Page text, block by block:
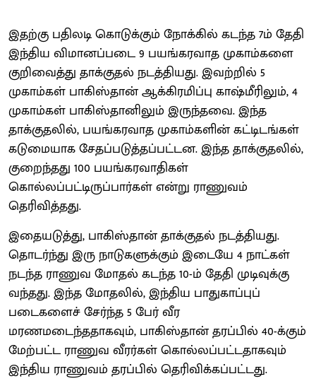
இதற்கு பதிலடி கொடுக்கும் நோக்கில் கடந்த 7ம் தேதி
இந்திய விமானப்படை 9 பயங்கரவாத முகாம்களை
குறிவைத்து தாக்குதல் நடத்தியது. இவற்றில் 5
முகாம்கள் பாகிஸ்தான் ஆக்கிரமிப்பு காஷ்மீரிலும், 4
முகாம்கள் பாகிஸ்தானிலும் இருந்தவை. இந்த
தாக்குதலில், பயங்கரவாத முகாம்களின் கட்டிடங்கள்
கடுமையாக சேதப்படுத்தப்பட்டன. இந்த தாக்குதலில்,
குறைந்தது 100 பயங்கரவாதிகள்
கொல்லப்பட்டிருப்பார்கள் என்று ராணுவம்
தெரிவித்தது.
இதையடுத்து, பாகிஸ்தான் தாக்குதல் நடத்தியது.
தொடர்ந்து இரு நாடுகளுக்கும் இடையே 4 நாட்கள்
நடந்த ராணுவ மோதல் கடந்த 10-ம் தேதி முடிவுக்கு
வந்தது. இந்த மோதலில், இந்திய பாதுகாப்புப்
படைகளைச் சேர்ந்த 5 பேர் வீர
மரணமடைந்ததாகவும், பாகிஸ்தான் தரப்பில் 40-க்கும்
மேற்பட்ட ராணுவ வீரர்கள் கொல்லப்பட்டதாகவும்
இந்திய ராணுவம் தரப்பில் தெரிவிக்கப்பட்டது.